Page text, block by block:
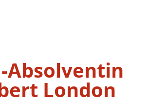
Absolventin
London